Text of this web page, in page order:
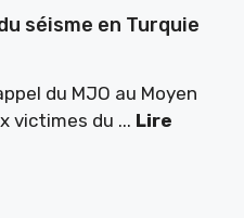
séisme en Turquie
du MJO au Moyen
victimes du ... Lire